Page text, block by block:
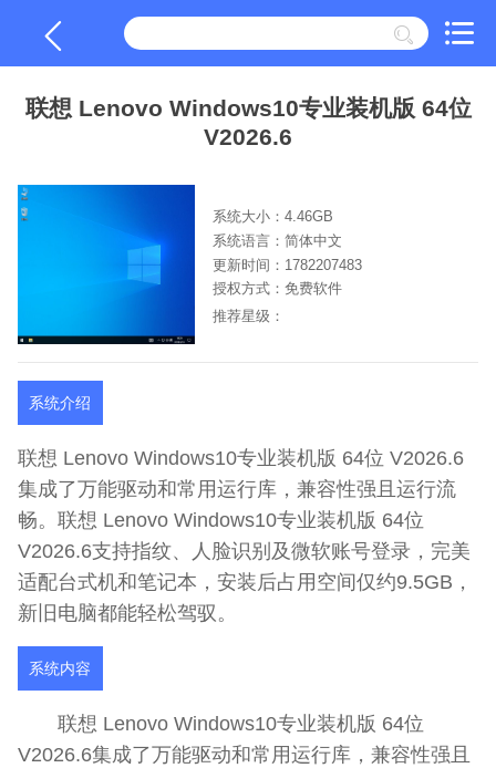
联想 Lenovo Windows10专业装机版 64位
V2026.6
系统大小：4.46GB
系统语言：简体中文
更新时间：1782207483
授权方式：免费软件
推荐星级：
系统介绍
联想 Lenovo Windows10专业装机版 64位 V2026.6
集成了万能驱动和常用运行库，兼容性强且运行流
畅。联想 Lenovo Windows10专业装机版 64位
V2026.6支持指纹、人脸识别及微软账号登录，完美
适配台式机和笔记本，安装后占用空间仅约9.5GB，
新旧电脑都能轻松驾驭。
系统内容
联想 Lenovo Windows10专业装机版 64位
V2026.6集成了万能驱动和常用运行库，兼容性强且